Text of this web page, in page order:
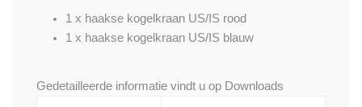
1 x haakse kogelkraan US/IS rood
1 x haakse kogelkraan US/IS blauw
Gedetailleerde informatie vindt u op Downloads